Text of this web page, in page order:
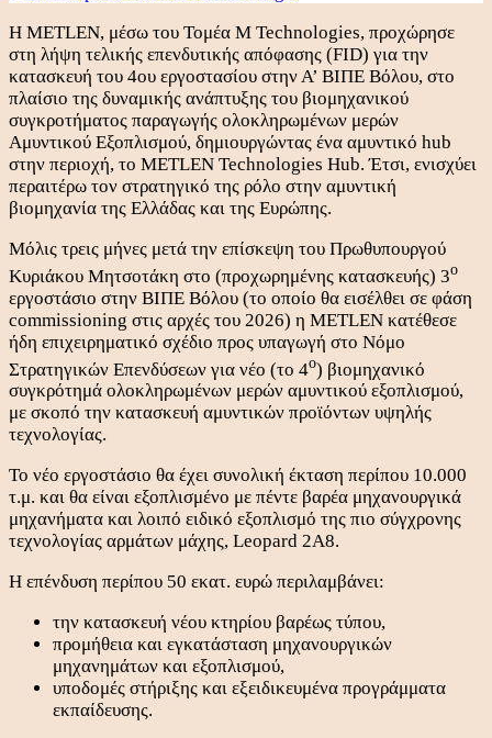
Η METLEN, μέσω του Τομέα M Technologies, προχώρησε
στη λήψη τελικής επενδυτικής απόφασης (FID) για την
κατασκευή του 4ου εργοστασίου στην Α’ ΒΙΠΕ Βόλου, στο
πλαίσιο της δυναμικής ανάπτυξης του βιομηχανικού
συγκροτήματος παραγωγής ολοκληρωμένων μερών
Αμυντικού Εξοπλισμού, δημιουργώντας ένα αμυντικό hub
στην περιοχή, το METLEN Technologies Hub. Έτσι, ενισχύει
περαιτέρω τον στρατηγικό της ρόλο στην αμυντική
βιομηχανία της Ελλάδας και της Ευρώπης.
Μόλις τρεις μήνες μετά την επίσκεψη του Πρωθυπουργού
Κυριάκου Μητσοτάκη στο (προχωρημένης κατασκευής) 3ο
εργοστάσιο στην ΒΙΠΕ Βόλου (το οποίο θα εισέλθει σε φάση
commissioning στις αρχές του 2026) η METLEN κατέθεσε
ήδη επιχειρηματικό σχέδιο προς υπαγωγή στο Νόμο
Στρατηγικών Επενδύσεων για νέο (το 4ο) βιομηχανικό
συγκρότημά ολοκληρωμένων μερών αμυντικού εξοπλισμού,
με σκοπό την κατασκευή αμυντικών προϊόντων υψηλής
τεχνολογίας.
Το νέο εργοστάσιο θα έχει συνολική έκταση περίπου 10.000
τ.μ. και θα είναι εξοπλισμένο με πέντε βαρέα μηχανουργικά
μηχανήματα και λοιπό ειδικό εξοπλισμό της πιο σύγχρονης
τεχνολογίας αρμάτων μάχης, Leopard 2A8.
Η επένδυση περίπου 50 εκατ. ευρώ περιλαμβάνει:
την κατασκευή νέου κτηρίου βαρέως τύπου,
προμήθεια και εγκατάσταση μηχανουργικών
μηχανημάτων και εξοπλισμού,
υποδομές στήριξης και εξειδικευμένα προγράμματα
εκπαίδευσης.